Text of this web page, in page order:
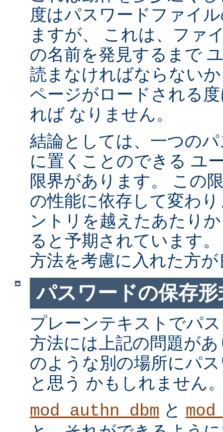
度はパスワードファイ
ますが、 これは、ファ
の名前を発見するまで
読まなければならない
ページがロードされる
れば なりません。
結論としては、一つの
に置くことのできる ユ
限界があります。 この
の性能に依存して変わ
ントリを越えたあたり
ると予期されています
方法を考慮に入れた方
パスワードの保存
プレーンテキストでパ
方法には上記の問題が
のような別の場所にパ
と思う かもしれません
mod_authn_dbm と